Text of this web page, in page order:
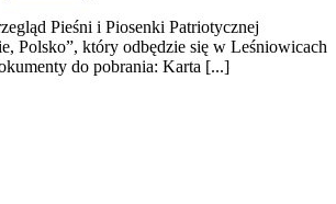
Pieśni i Piosenki Patriotycznej
Polsko”, który odbędzie się w Leśniowicach
do pobrania: Karta [...]